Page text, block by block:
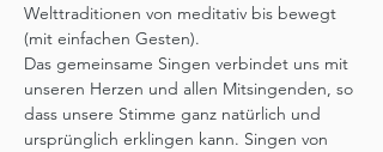
Welttraditionen von meditativ bis bewegt
(mit einfachen Gesten).
Das gemeinsame Singen verbindet uns mit
unseren Herzen und allen Mitsingenden, so
dass unsere Stimme ganz natürlich und
ursprünglich erklingen kann. Singen von